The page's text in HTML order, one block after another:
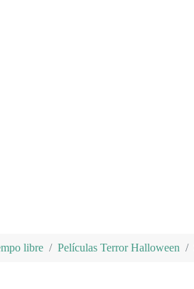
libre Películas Terror Halloween